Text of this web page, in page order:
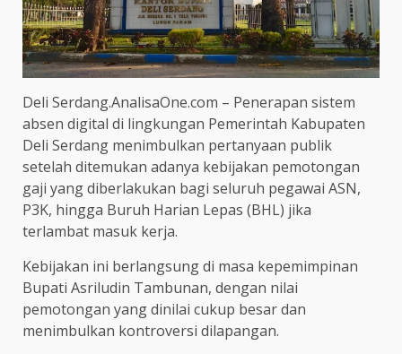
Deli Serdang.AnalisaOne.com – Penerapan sistem
absen digital di lingkungan Pemerintah Kabupaten
Deli Serdang menimbulkan pertanyaan publik
setelah ditemukan adanya kebijakan pemotongan
gaji yang diberlakukan bagi seluruh pegawai ASN,
P3K, hingga Buruh Harian Lepas (BHL) jika
terlambat masuk kerja.
Kebijakan ini berlangsung di masa kepemimpinan
Bupati Asriludin Tambunan, dengan nilai
pemotongan yang dinilai cukup besar dan
menimbulkan kontroversi dilapangan.